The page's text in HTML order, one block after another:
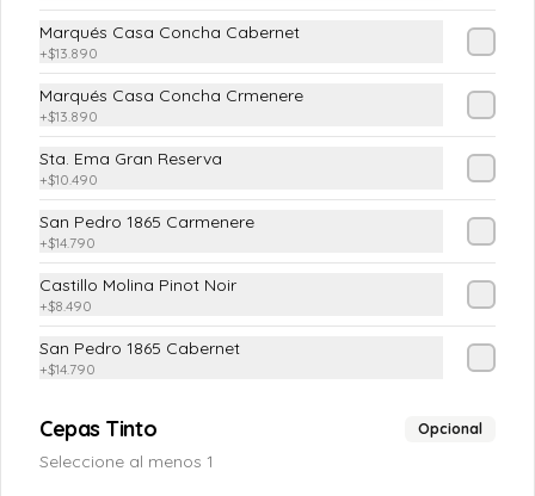
$4.190
Chilena
$4.190
(Lechuga costina o Escarola, Tomate,
Pimiento Verde, Cebolla Morada)
$5.890
Marqués Casa Concha Cabernet
+$13.890
Marqués Casa Concha Crmenere
+$13.890
Sta. Ema Gran Reserva
+$10.490
San Pedro 1865 Carmenere
+$14.790
Castillo Molina Pinot Noir
+$8.490
San Pedro 1865 Cabernet
+$14.790
Cepas Tinto Opcional
Seleccione al menos 1